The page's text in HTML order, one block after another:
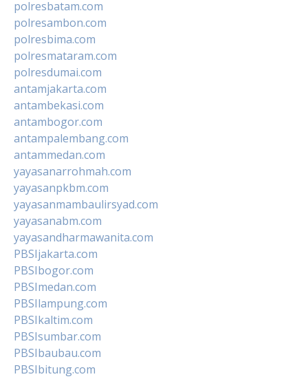
polresbatam.com
polresambon.com
polresbima.com
polresmataram.com
polresdumai.com
antamjakarta.com
antambekasi.com
antambogor.com
antampalembang.com
antammedan.com
yayasanarrohmah.com
yayasanpkbm.com
yayasanmambaulirsyad.com
yayasanabm.com
yayasandharmawanita.com
PBSIjakarta.com
PBSIbogor.com
PBSImedan.com
PBSIlampung.com
PBSIkaltim.com
PBSIsumbar.com
PBSIbaubau.com
PBSIbitung.com